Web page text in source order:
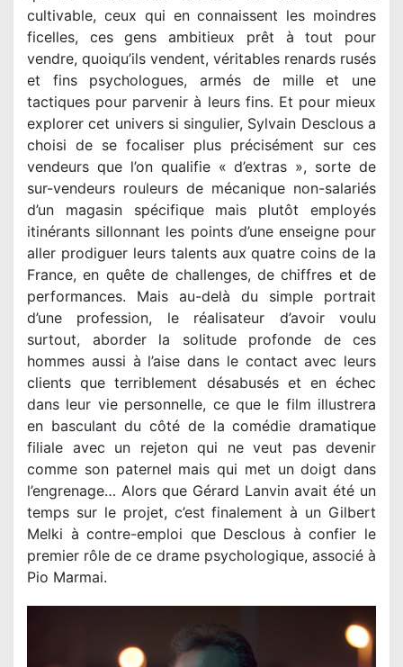
cultivable, ceux qui en connaissent les moindres
ficelles, ces gens ambitieux prêt à tout pour
vendre, quoiqu’ils vendent, véritables renards rusés
et fins psychologues, armés de mille et une
tactiques pour parvenir à leurs fins. Et pour mieux
explorer cet univers si singulier, Sylvain Desclous a
choisi de se focaliser plus précisément sur ces
vendeurs que l’on qualifie « d’extras », sorte de
sur-vendeurs rouleurs de mécanique non-salariés
d’un magasin spécifique mais plutôt employés
itinérants sillonnant les points d’une enseigne pour
aller prodiguer leurs talents aux quatre coins de la
France, en quête de challenges, de chiffres et de
performances. Mais au-delà du simple portrait
d’une profession, le réalisateur d’avoir voulu
surtout, aborder la solitude profonde de ces
hommes aussi à l’aise dans le contact avec leurs
clients que terriblement désabusés et en échec
dans leur vie personnelle, ce que le film illustrera
en basculant du côté de la comédie dramatique
filiale avec un rejeton qui ne veut pas devenir
comme son paternel mais qui met un doigt dans
l’engrenage… Alors que Gérard Lanvin avait été un
temps sur le projet, c’est finalement à un Gilbert
Melki à contre-emploi que Desclous à confier le
premier rôle de ce drame psychologique, associé à
Pio Marmai.